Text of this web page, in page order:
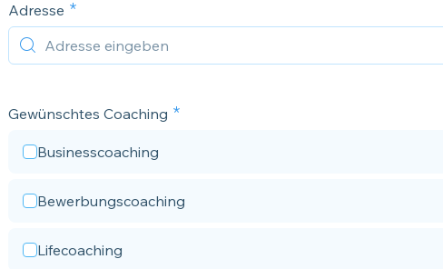
Adresse
Gewünschtes Coaching
Businesscoaching
Bewerbungscoaching
Lifecoaching